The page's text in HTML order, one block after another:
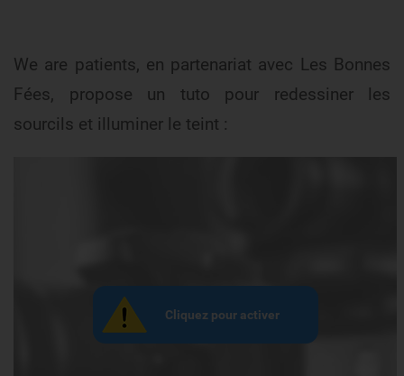
We are patients, en partenariat avec Les Bonnes
Fées, propose un tuto pour redessiner les
sourcils et illuminer le teint :